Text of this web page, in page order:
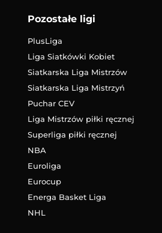
Pozostałe ligi
PlusLiga
Liga Siatkówki Kobiet
Siatkarska Liga Mistrzów
Siatkarska Liga Mistrzyń
Puchar CEV
Liga Mistrzów piłki ręcznej
Superliga piłki ręcznej
NBA
Euroliga
Eurocup
Energa Basket Liga
NHL